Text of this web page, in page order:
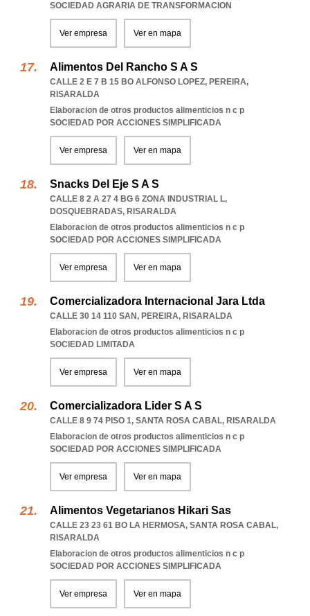
SOCIEDAD AGRARIA DE TRANSFORMACION
Ver empresa Ver en mapa
Alimentos Del Rancho S A S
CALLE 2 E 7 B 15 BO ALFONSO LOPEZ, PEREIRA,
RISARALDA
Elaboracion de otros productos alimenticios n c p
SOCIEDAD POR ACCIONES SIMPLIFICADA
Ver empresa Ver en mapa
Snacks Del Eje S A S
CALLE 8 2 A 27 4 BG 6 ZONA INDUSTRIAL L,
DOSQUEBRADAS, RISARALDA
Elaboracion de otros productos alimenticios n c p
SOCIEDAD POR ACCIONES SIMPLIFICADA
Ver empresa Ver en mapa
Comercializadora Internacional Jara Ltda
CALLE 30 14 110 SAN, PEREIRA, RISARALDA
Elaboracion de otros productos alimenticios n c p
SOCIEDAD LIMITADA
Ver empresa Ver en mapa
Comercializadora Lider S A S
CALLE 8 9 74 PISO 1, SANTA ROSA CABAL, RISARALDA
Elaboracion de otros productos alimenticios n c p
SOCIEDAD POR ACCIONES SIMPLIFICADA
Ver empresa Ver en mapa
Alimentos Vegetarianos Hikari Sas
CALLE 23 23 61 BO LA HERMOSA, SANTA ROSA CABAL,
RISARALDA
Elaboracion de otros productos alimenticios n c p
SOCIEDAD POR ACCIONES SIMPLIFICADA
Ver empresa Ver en mapa